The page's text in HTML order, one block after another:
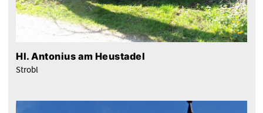
Hl. Antonius am Heustadel
Strobl